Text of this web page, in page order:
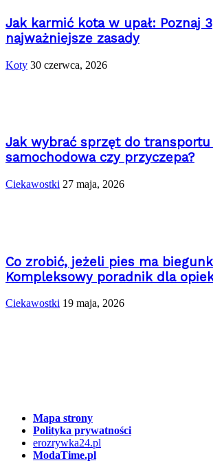
Jak karmić kota w upał: Poznaj 3
najważniejsze zasady
Koty 30 czerwca, 2026
Jak wybrać sprzęt do
samochodowa czy przyczepa?
Ciekawostki 27 maja, 2026
Co zrobić, jeżeli pies ma
Kompleksowy poradnik dla
Ciekawostki 19 maja, 2026
Mapa strony
Polityka prywatności
erozrywka24.pl
ModaTime.pl